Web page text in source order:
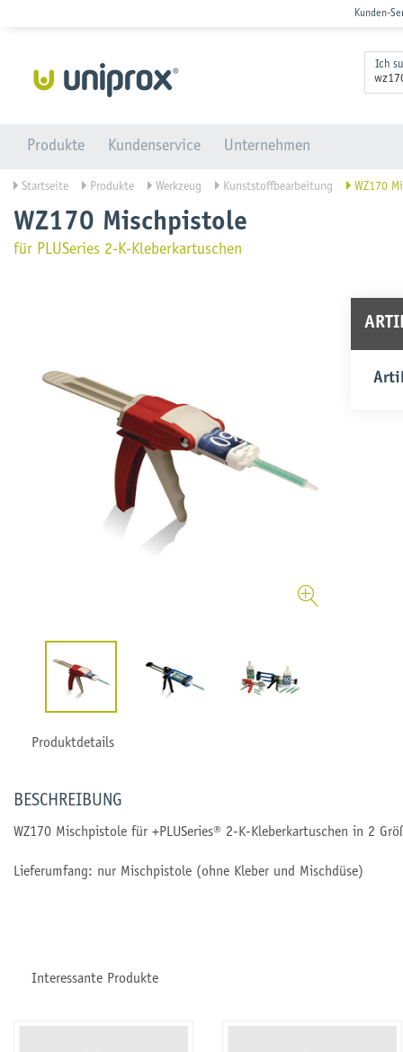
Kunden-
Ich
Produkte Kundenservice Unternehmen
Startseite Produkte Werkzeug Kunststoffbearbeitung WZ170
WZ170 Mischpistole
für PLUSeries 2-K-Kleberkartuschen
Produktdetails
BESCHREIBUNG
WZ170 Mischpistole für +PLUSeries® 2-K-Kleberkartuschen in 2
Lieferumfang: nur Mischpistole (ohne Kleber und Mischdüse)
Interessante Produkte